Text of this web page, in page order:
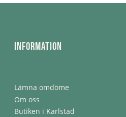
Information
Lämna omdöme
Om oss
Butiken i Karlstad